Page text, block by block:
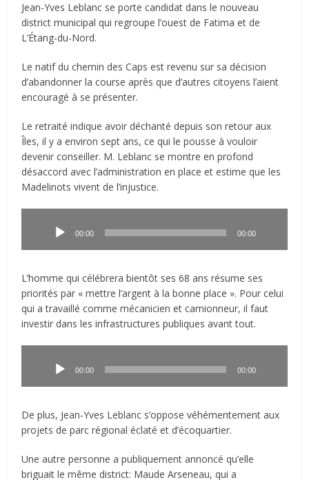
Jean-Yves Leblanc se porte candidat dans le nouveau
district municipal qui regroupe l’ouest de Fatima et de
L’Étang-du-Nord.
Le natif du chemin des Caps est revenu sur sa décision
d’abandonner la course après que d’autres citoyens l’aient
encouragé à se présenter.
Le retraité indique avoir déchanté depuis son retour aux
Îles, il y a environ sept ans, ce qui le pousse à vouloir
devenir conseiller. M. Leblanc se montre en profond
désaccord avec l’administration en place et estime que les
Madelinots vivent de l’injustice.
00:00 00:00
L’homme qui célébrera bientôt ses 68 ans résume ses
priorités par « mettre l’argent à la bonne place ». Pour celui
qui a travaillé comme mécanicien et camionneur, il faut
investir dans les infrastructures publiques avant tout.
00:00 00:00
De plus, Jean-Yves Leblanc s’oppose véhémentement aux
projets de parc régional éclaté et d’écoquartier.
Une autre personne a publiquement annoncé qu’elle
briguait le même district: Maude Arseneau, qui a